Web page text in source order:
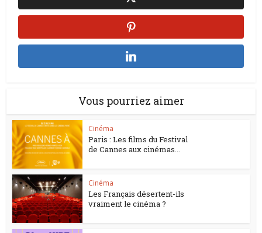
Vous pourriez aimer
Cinéma
Paris : Les films du Festival
de Cannes aux cinémas...
Cinéma
Les Français désertent-ils
vraiment le cinéma ?